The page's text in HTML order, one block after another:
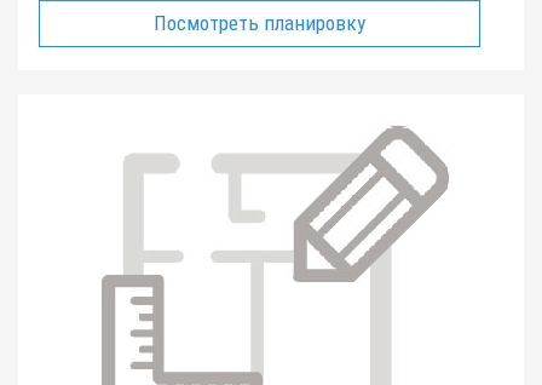
Посмотреть планировку